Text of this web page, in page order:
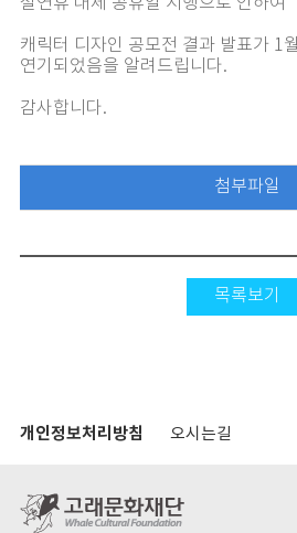
설연휴 대체 공휴일 시행으로 인하여
캐릭터 디자인 공모전 결과 발표가 1
연기되었음을 알려드립니다.
감사합니다.
첨부파일
목록보기
개인정보처리방침 오시는길